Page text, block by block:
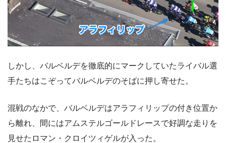
しかし、バルベルデを徹底的にマークしていたライバル選
手たちはこぞってバルベルデのそばに押し寄せた。
混戦のなかで、バルベルデはアラフィリップの付き位置か
ら離れ、間にはアムステルゴールドレースで好調な走りを
見せたロマン・クロイツィゲルが入った。